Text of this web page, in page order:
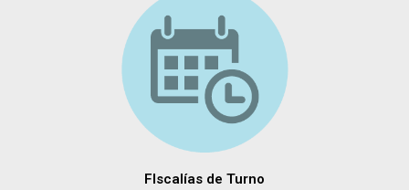
FIscalías de Turno